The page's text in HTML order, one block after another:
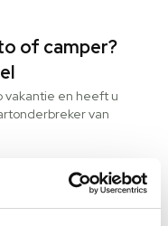
of camper?
vakantie en heeft u
van